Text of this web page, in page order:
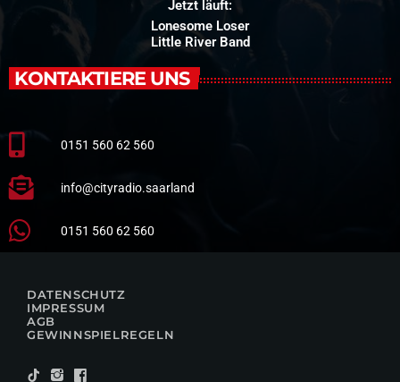
Jetzt läuft:
Lonesome Loser
Little River Band
KONTAKTIERE UNS
0151 560 62 560
info@cityradio.saarland
0151 560 62 560
DATENSCHUTZ
IMPRESSUM
AGB
GEWINNSPIELREGELN